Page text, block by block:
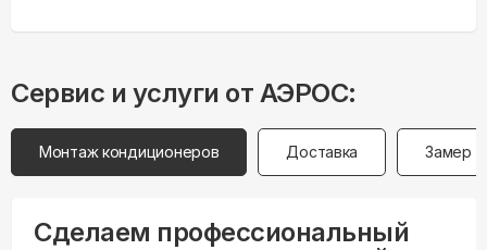
Сервис и услуги от АЭРОС:
Монтаж кондиционеров Доставка Замер
Сделаем профессиональный